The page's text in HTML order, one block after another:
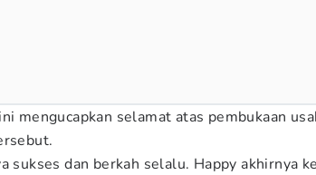
mengucapkan selamat atas pembukaan
sukses dan berkah selalu. Happy akhirnya